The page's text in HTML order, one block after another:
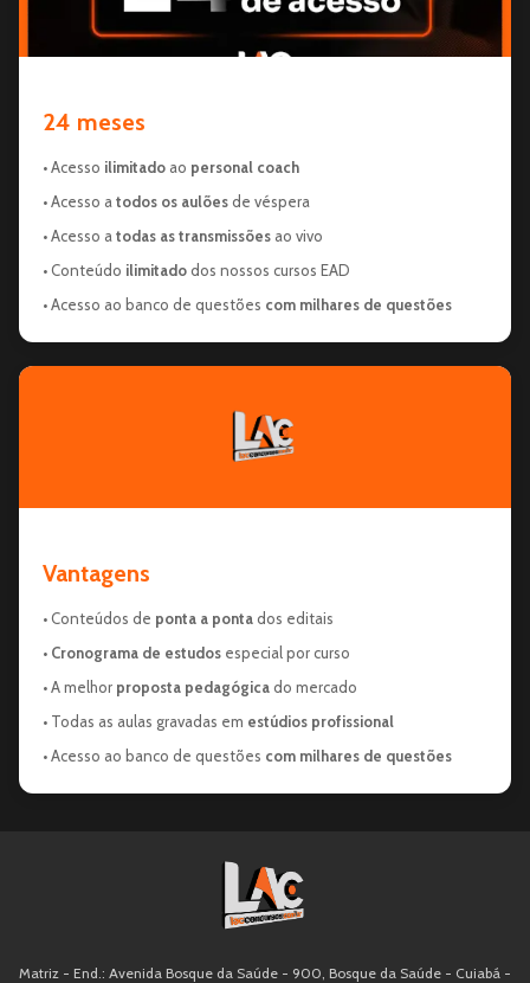
24 meses
• Acesso ilimitado ao personal coach
• Acesso a todos os aulõesde véspera
• Acesso a todas as transmissões ao vivo
• Conteúdo ilimitadodos nossos cursos EAD
• Acesso ao banco de questões com milhares de questões
Vantagens
• Conteúdos de ponta a pontados editais
• Cronograma de estudos especial por curso
• A melhor proposta pedagógicado mercado
• Todas as aulas gravadas em estúdios profissional
• Acesso ao banco de questões com milhares de questões
Matriz - End.: Avenida Bosque da Saúde - 900, Bosque da Saúde - Cuiabá -